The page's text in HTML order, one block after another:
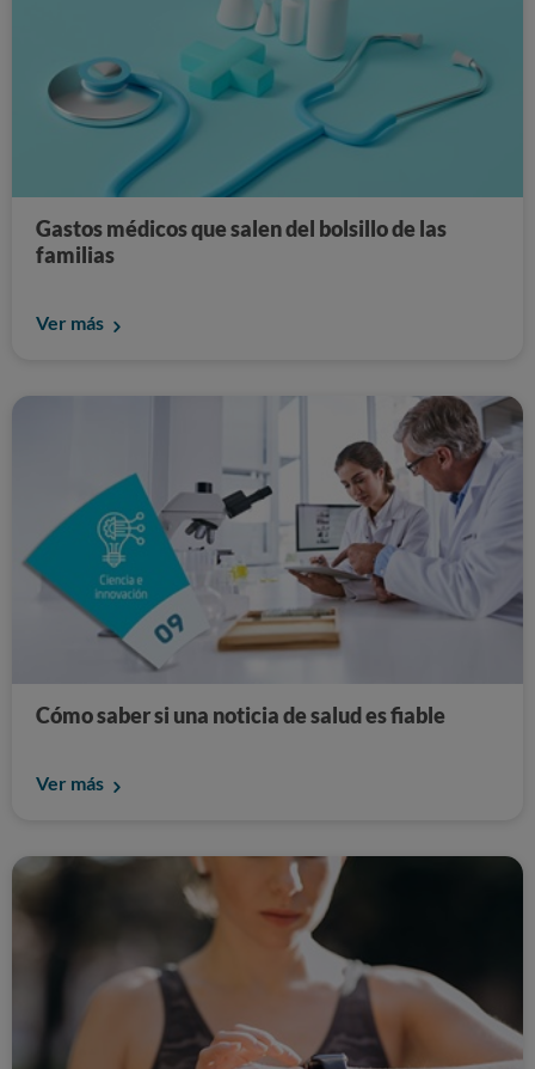
Gastos médicos que salen del bolsillo de las
familias
Ver más
Cómo saber si una noticia de salud es fiable
Ver más